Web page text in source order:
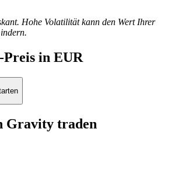
Hohe Volatilität kann den Wert Ihrer
in EUR
Gravity traden